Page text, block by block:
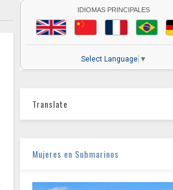
IDIOMAS PRINCIPALES
Select Language ▼
Translate
Mujeres en Submarinos